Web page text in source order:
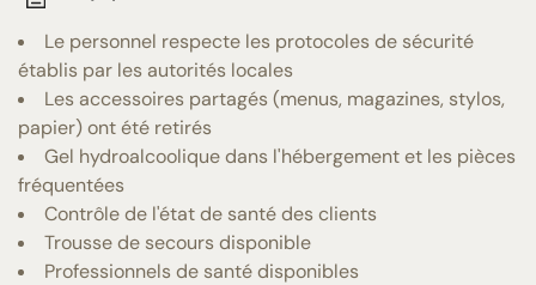
Le personnel respecte les protocoles de sécurité
établis par les autorités locales
Les accessoires partagés (menus, magazines, stylos,
papier) ont été retirés
Gel hydroalcoolique dans l'hébergement et les pièces
fréquentées
Contrôle de l'état de santé des clients
Trousse de secours disponible
Professionnels de santé disponibles